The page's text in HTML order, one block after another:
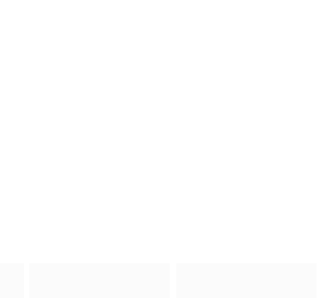
傲的肖凝儿，面对两位女神的青睐，他该如何